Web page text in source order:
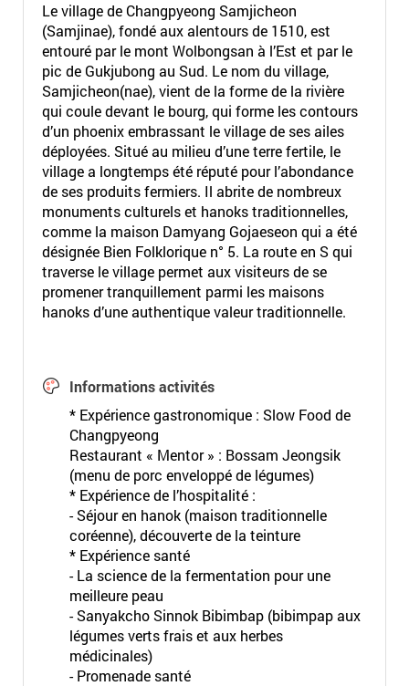
Le village de Changpyeong Samjicheon
(Samjinae), fondé aux alentours de 1510, est
entouré par le mont Wolbongsan à l’Est et par le
pic de Gukjubong au Sud. Le nom du village,
Samjicheon(nae), vient de la forme de la rivière
qui coule devant le bourg, qui forme les contours
d’un phoenix embrassant le village de ses ailes
déployées. Situé au milieu d’une terre fertile, le
village a longtemps été réputé pour l’abondance
de ses produits fermiers. Il abrite de nombreux
monuments culturels et hanoks traditionnelles,
comme la maison Damyang Gojaeseon qui a été
désignée Bien Folklorique n° 5. La route en S qui
traverse le village permet aux visiteurs de se
promener tranquillement parmi les maisons
hanoks d’une authentique valeur traditionnelle.
Informations activités
* Expérience gastronomique : Slow Food de
Changpyeong
Restaurant « Mentor » : Bossam Jeongsik
(menu de porc enveloppé de légumes)
* Expérience de l’hospitalité :
- Séjour en hanok (maison traditionnelle
coréenne), découverte de la teinture
* Expérience santé
- La science de la fermentation pour une
meilleure peau
- Sanyakcho Sinnok Bibimbap (bibimpap aux
légumes verts frais et aux herbes
médicinales)
- Promenade santé